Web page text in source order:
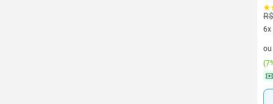
6x
6
ou
(